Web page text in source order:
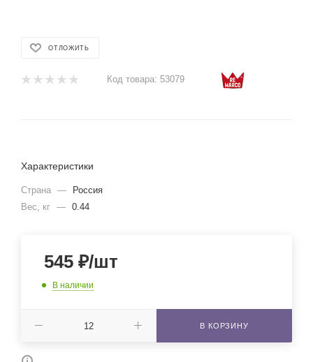
ОТЛОЖИТЬ
Код товара: 53079
Характеристики
Страна —
Россия
Вес, кг — 0.44
545 ₽/шт
В наличии
В КОРЗИНУ